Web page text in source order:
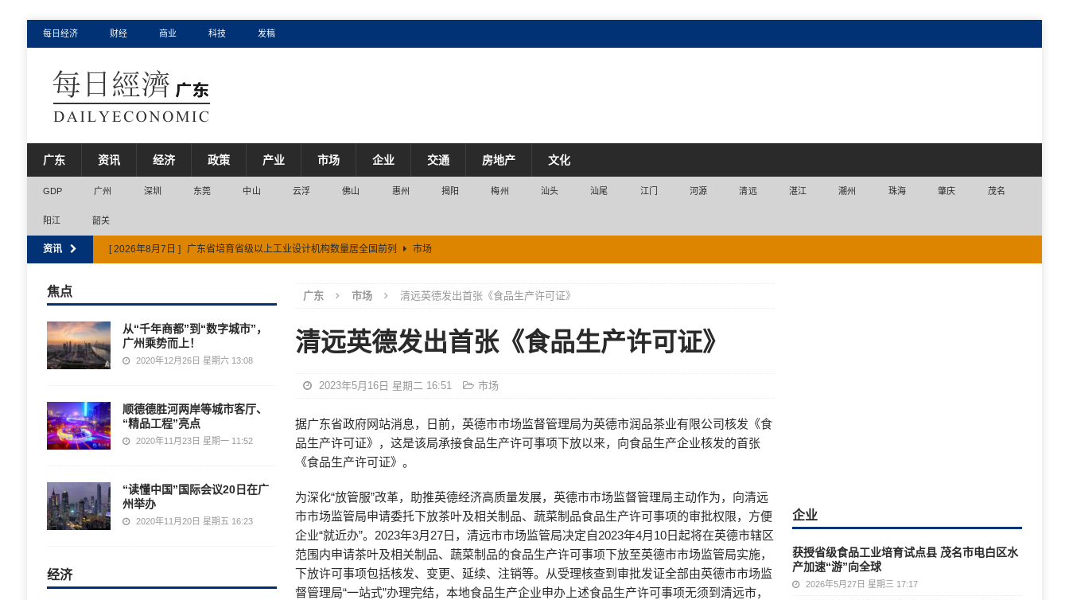
每日经济 财经 商业 科技 发稿
广东 资讯 经济 政策 产业 市场 企业 交通 房地产 文化
GDP 广州 深圳 东莞 中山 云浮 佛山 惠州 揭阳 梅州 汕头 汕尾 江门 河源 清远 湛江 潮州 珠海 肇庆 茂名
阳江 韶关
资讯 [ 2026年8月7日 ] 广东省培育省级以上工业设计机构数量居全国前列 市场
[ 2026年8月7日 ] 广东省打造“粤海粮仓”万亿级产业集群 产业
广东 市场 清远英德发出首张《食品生产许可证》
清远英德发出首张《食品生产许可证》
2023年5月16日 星期二 16:51 市场
据广东省政府网站消息，日前，英德市市场监督管理局为英德市润品茶业有限公司核发《食
品生产许可证》，这是该局承接食品生产许可事项下放以来，向食品生产企业核发的首张
《食品生产许可证》。
为深化“放管服”改革，助推英德经济高质量发展，英德市市场监督管理局主动作为，向清远
市市场监管局申请委托下放茶叶及相关制品、蔬菜制品食品生产许可事项的审批权限，方便
企业“就近办”。2023年3月27日，清远市市场监管局决定自2023年4月10日起将在英德市辖区
范围内申请茶叶及相关制品、蔬菜制品的食品生产许可事项下放至英德市市场监管局实施，
下放许可事项包括核发、变更、延续、注销等。从受理核查到审批发证全部由英德市市场监
督管理局“一站式”办理完结，本地食品生产企业申办上述食品生产许可事项无须到清远市，
焦点
从“千年商都”到“数字城市”，
广州乘势而上！
2020年12月26日 星期六 13:08
顺德德胜河两岸等城市客厅、
“精品工程”亮点
2020年11月23日 星期一 11:52
“读懂中国”国际会议20日在广
州举办
2020年11月20日 星期五 16:23
经济
企业
获授省级食品工业培育试点县 茂名市电白区水
产加速“游”向全球
2026年5月27日 星期三 17:17